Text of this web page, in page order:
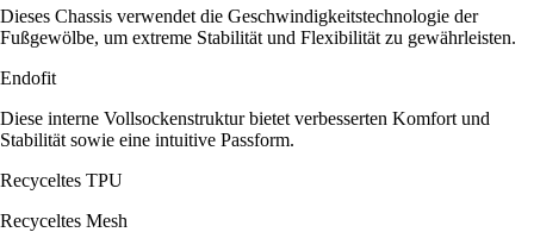
Dieses Chassis verwendet die Geschwindigkeitstechnologie der
Fußgewölbe, um extreme Stabilität und Flexibilität zu gewährleisten.
Endofit
Diese interne Vollsockenstruktur bietet verbesserten Komfort und
Stabilität sowie eine intuitive Passform.
Recyceltes TPU
Recyceltes Mesh